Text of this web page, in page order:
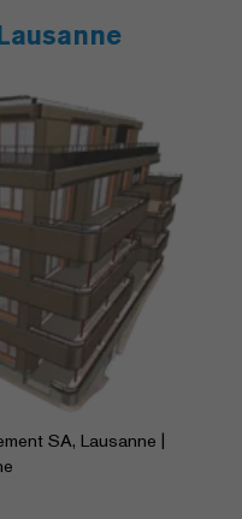
SA, Lausanne |